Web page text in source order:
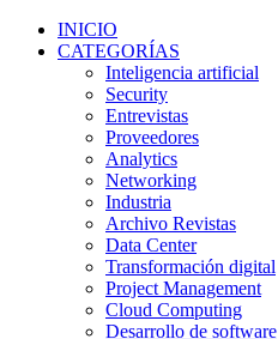
INICIO
CATEGORÍAS
Inteligencia artificial
Security
Entrevistas
Proveedores
Analytics
Networking
Industria
Archivo Revistas
Data Center
Transformación digital
Project Management
Cloud Computing
Desarrollo de software